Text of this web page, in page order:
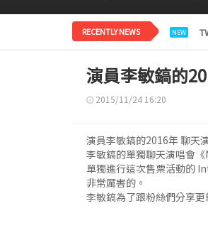
RECENTLY NEWS NEW
演員李敏鎬的
2015/11/24 16:20
演員李敏鎬的2016年 聊天
李敏鎬的單獨聊天演唱會
單獨進行這次售票活動的
非常厲害的。
李敏鎬為了跟粉絲們分享